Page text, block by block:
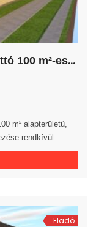
K
iskunlacházán, új építésű, nettó 100 m²-es családi ház!
m² alapterületű,
rendkívül
fürdőszoba, külön
Eladó